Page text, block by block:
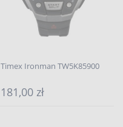
Timex Ironman TW5K85900
181,00 zł